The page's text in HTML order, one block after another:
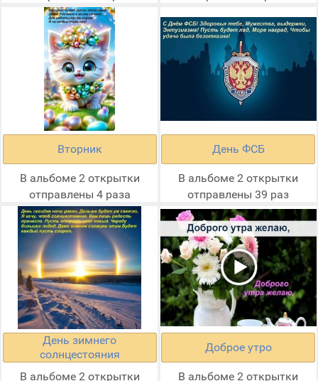
Вторник
В альбоме 2 открытки
отправлены 4 раза
День ФСБ
В альбоме 2 открытки
отправлены 39 раз
День зимнего
солнцестояния
В альбоме 2 открытки
Доброе утро
В альбоме 2 открытки